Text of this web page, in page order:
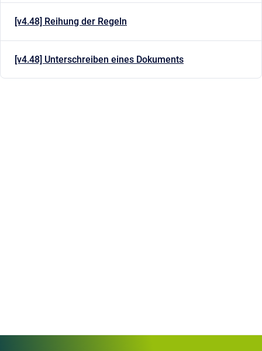
[v4.48] Reihung der Regeln
[v4.48] Unterschreiben eines Dokuments